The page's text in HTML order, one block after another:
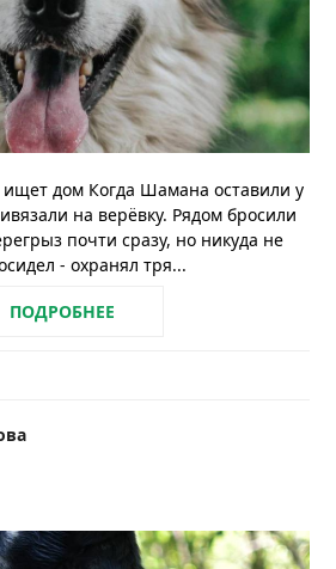
дом Когда Шамана оставили у
на верёвку. Рядом бросили
почти сразу, но никуда не
- охранял тря...
ПОДРОБНЕЕ